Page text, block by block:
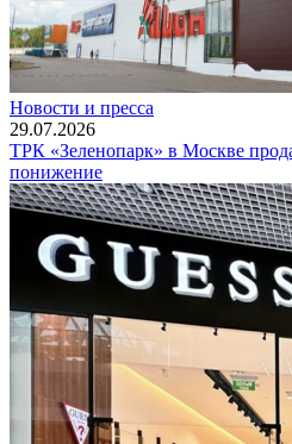
Новости и пресса
29.07.2026
ТРК «Зеленопарк» в Москве
понижение